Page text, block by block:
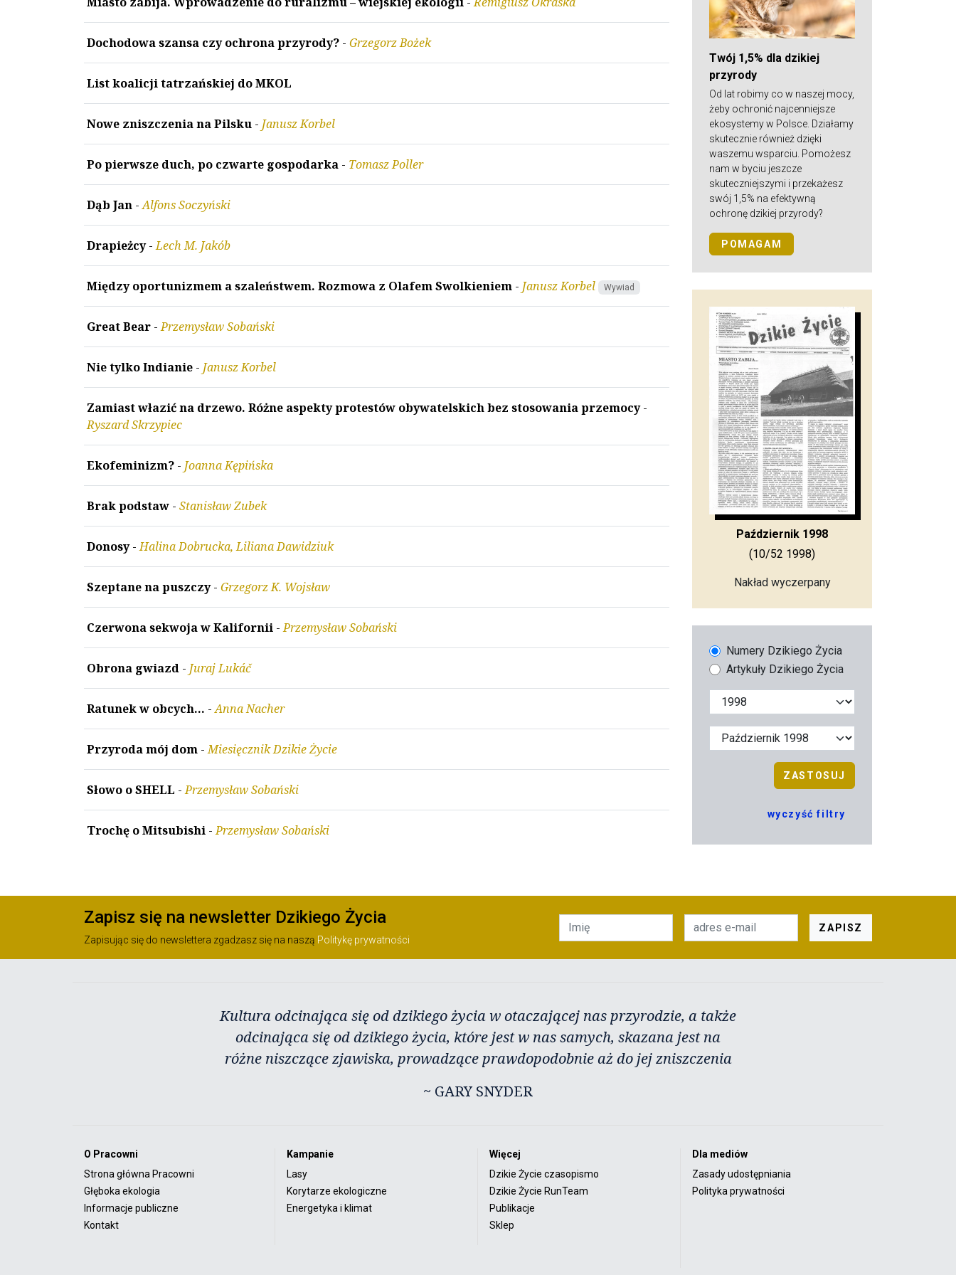
Dochodowa szansa czy ochrona przyrody? - Grzegorz Bożek
List koalicji tatrzańskiej do MKOL
Nowe zniszczenia na Pilsku - Janusz Korbel
Po pierwsze duch, po czwarte gospodarka - Tomasz Poller
Dąb Jan -Alfons Soczyński
Drapieżcy-Lech M. Jakób
Między oportunizmem a szaleństwem. Rozmowa z Olafem Swolkieniem - Janusz Korbel Wywiad
Great Bear -Przemysław Sobański
Nie tylko Indianie - Janusz Korbel
Zamiast włazić na drzewo. Różne aspekty protestów obywatelskich bez stosowania przemocy-
Ryszard Skrzypiec
Ekofeminizm? - Joanna Kępińska
Brak podstaw - Stanisław Zubek
Donosy-Halina Dobrucka, Liliana Dawidziuk
Szeptane na puszczy- Grzegorz K. Wojsław
Czerwona sekwoja w Kalifornii -Przemysław Sobański
Obrona gwiazd - Juraj Lukáč
Ratunek w obcych... -Anna Nacher
Przyroda mój dom -Miesięcznik Dzikie Życie
Słowo o SHELL -Przemysław Sobański
Trochę o Mitsubishi -Przemysław Sobański
Twój 1,5% dla dzikiej
przyrody
Od lat robimy co w naszej mocy,
żeby ochronić najcenniejsze
ekosystemy w Polsce. Działamy
skutecznie również dzięki
waszemu wsparciu. Pomożesz
nam w byciu jeszcze
skuteczniejszymi i przekażesz
swój 1,5% na efektywną
ochronę dzikiej przyrody?
POMAGAM
Październik 1998
(10/52 1998)
Nakład wyczerpany
Numery Dzikiego Życia
Artykuły Dzikiego Życia
ZASTOSUJ
wyczyść filtry
Zapisz się na newsletter Dzikiego Życia
Zapisując się do newslettera zgadzasz się na naszą Politykę prywatności
ZAPISZ
Kultura odcinająca się od dzikiego życia w otaczającej nas przyrodzie, a także
odcinająca się od dzikiego życia, które jest w nas samych, skazana jest na
różne niszczące zjawiska, prowadzące prawdopodobnie aż do jej zniszczenia
~ GARY SNYDER
O Pracowni
Strona główna Pracowni
Głęboka ekologia
Informacje publiczne
Kontakt
Kampanie
Lasy
Korytarze ekologiczne
Energetyka i klimat
Więcej
Dzikie Życie czasopismo
Dzikie Życie RunTeam
Publikacje
Sklep
Dla mediów
Zasady udostępniania
Polityka prywatności